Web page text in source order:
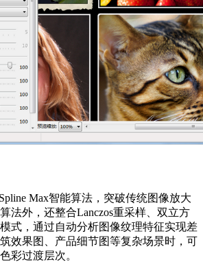
Max智能算法，突破传统图像放大
法外，还整合Lanczos重采样、双立方
式，通过自动分析图像纹理特征实现差
效果图、产品细节图等复杂场景时，可
彩过渡层次。